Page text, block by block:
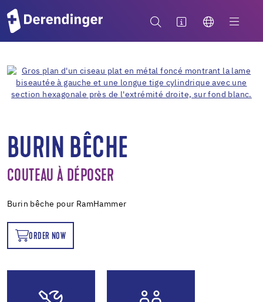
BURIN BÊCHE
COUTEAU À DÉPOSER
Burin bêche pour RamHammer
ORDER NOW